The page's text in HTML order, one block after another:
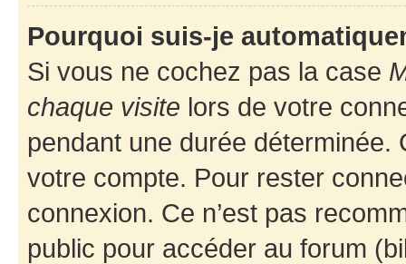
Pourquoi suis-je
Si vous ne cochez pas la case
chaque visite lors de votre
pendant une durée déterminée.
votre compte. Pour rester
connexion. Ce n’est pas
public pour accéder au forum